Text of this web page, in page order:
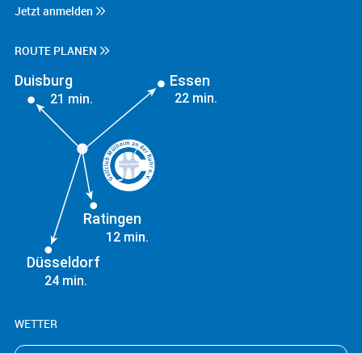
Jetzt anmelden
ROUTE PLANEN
Ratingen
Düsseldorf
Essen
Duisburg
21 min. 22 min.
12 min.
24 min.
WETTER